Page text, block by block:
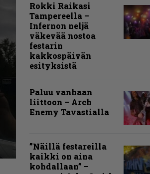
Rokki Raikasi
Tampereella –
Infernon neljä
väkevää nostoa
festarin
kakkospäivän
esityksistä
Paluu vanhaan
liittoon – Arch
Enemy Tavastialla
”Näillä festareilla
kaikki on aina
kohdallaan” –